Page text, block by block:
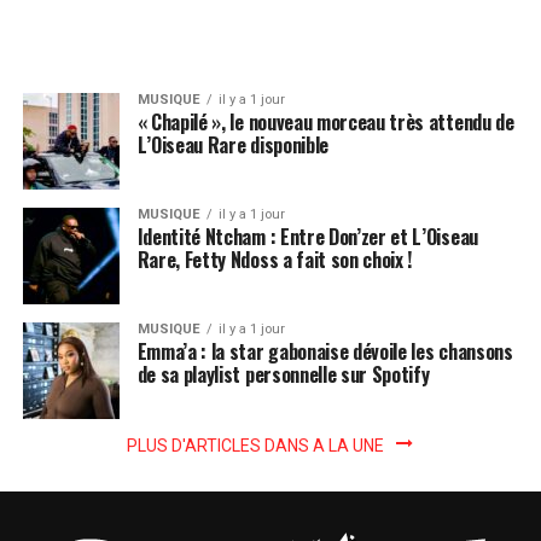
MUSIQUE il y a 1 jour
« Chapilé », le nouveau morceau très attendu de
L’Oiseau Rare disponible
MUSIQUE il y a 1 jour
Identité Ntcham : Entre Don’zer et L’Oiseau
Rare, Fetty Ndoss a fait son choix !
MUSIQUE il y a 1 jour
Emma’a : la star gabonaise dévoile les chansons
de sa playlist personnelle sur Spotify
PLUS D'ARTICLES DANS A LA UNE